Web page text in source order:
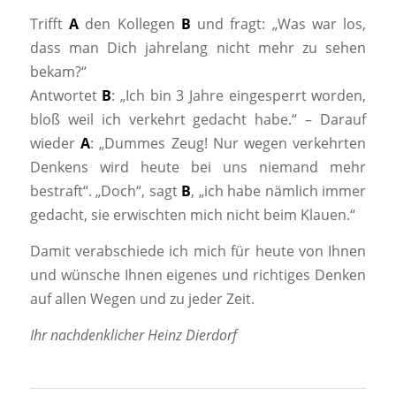
Trifft Aden Kollegen B und fragt: „Was war los,
dass man Dich jahrelang nicht mehr zu sehen
bekam?“
Antwortet B: „Ich bin 3 Jahre eingesperrt worden,
bloß weil ich verkehrt gedacht habe.“ – Darauf
wieder A: „Dummes Zeug! Nur wegen verkehrten
Denkens wird heute bei uns niemand mehr
bestraft“. „Doch“, sagt B, „ich habe nämlich immer
gedacht, sie erwischten mich nicht beim Klauen.“
Damit verabschiede ich mich für heute von Ihnen
und wünsche Ihnen eigenes und richtiges Denken
auf allen Wegen und zu jeder Zeit.
Ihr nachdenklicher Heinz Dierdorf